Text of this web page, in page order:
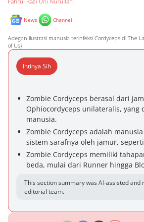
News Channel
Adegan ilustrasi manusia terinfeksi Cordyceps di The
of Us)
Intinya Sih
Zombie Cordyceps berasal dari
Ophiocordyceps unilateralis, yang
manusia.
Zombie Cordyceps adalah
sistem sarafnya oleh jamur,
Zombie Cordyceps memiliki
beda, mulai dari Runner hingga
This section summary was AI-assisted and
editorial team.